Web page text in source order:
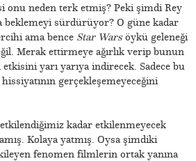
onu neden terk etmiş? Peki şimdi Rey
beklemeyi sürdürüyor? O güne kadar
ama bence Star Warsöykü geleneği
Merak ettirmeye ağırlık verip bunun
yarı yarıya indirecek. Sadece bu
gerçekleşemeyeceğini
kadar etkilenmeyecek
Kolaya yatmış. Oysa şimdiki
fenomen filmlerin ortak yanına